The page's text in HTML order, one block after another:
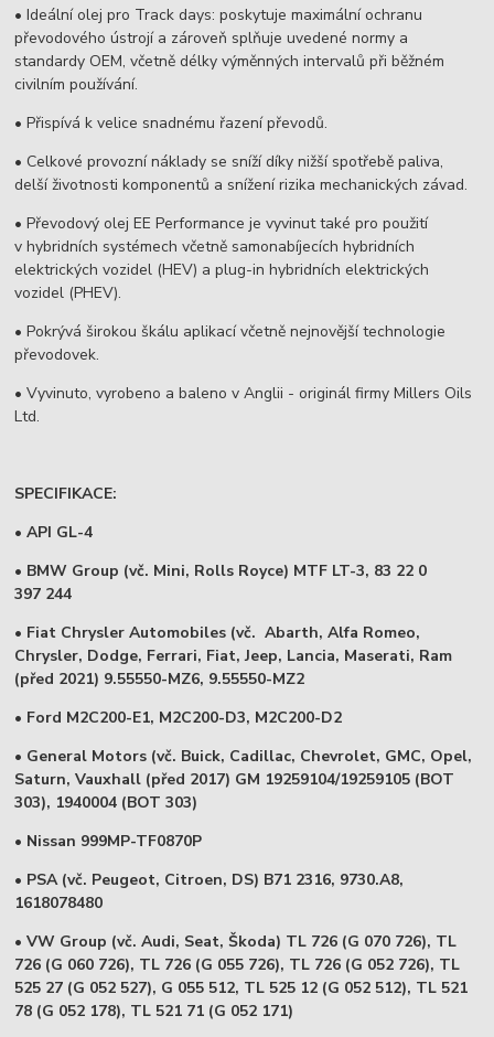
• Ideální olej pro Track days: poskytuje maximální ochranu
převodového ústrojí a zároveň splňuje uvedené normy a
standardy OEM, včetně délky výměnných intervalů při běžném
civilním používání.
• Přispívá k velice snadnému řazení převodů.
• Celkové provozní náklady se sníží díky nižší spotřebě paliva,
delší životnosti komponentů a snížení rizika mechanických závad.
• Převodový olej EE Performance je vyvinut také pro použití
v hybridních systémech včetně samonabíjecích hybridních
elektrických vozidel (HEV) a plug-in hybridních elektrických
vozidel (PHEV).
• Pokrývá širokou škálu aplikací včetně nejnovější technologie
převodovek.
• Vyvinuto, vyrobeno a baleno v Anglii - originál firmy Millers Oils
Ltd.
SPECIFIKACE:
• API GL-4
• BMW Group (vč. Mini, Rolls Royce) MTF LT-3, 83 22 0
397 244
• Fiat Chrysler Automobiles (vč. Abarth, Alfa Romeo,
Chrysler, Dodge, Ferrari, Fiat, Jeep, Lancia, Maserati, Ram
(před 2021) 9.55550-MZ6, 9.55550-MZ2
• Ford M2C200-E1, M2C200-D3, M2C200-D2
• General Motors (vč. Buick, Cadillac, Chevrolet, GMC, Opel,
Saturn, Vauxhall (před 2017) GM 19259104/19259105 (BOT
303), 1940004 (BOT 303)
• Nissan 999MP-TF0870P
• PSA (vč. Peugeot, Citroen, DS) B71 2316, 9730.A8,
1618078480
• VW Group (vč. Audi, Seat, Škoda) TL 726 (G 070 726), TL
726 (G 060 726), TL 726 (G 055 726), TL 726 (G 052 726), TL
525 27 (G 052 527), G 055 512, TL 525 12 (G 052 512), TL 521
78 (G 052 178), TL 521 71 (G 052 171)